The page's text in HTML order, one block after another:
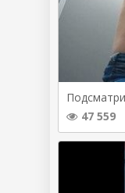
47 559